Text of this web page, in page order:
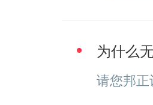
为什么
请您邦